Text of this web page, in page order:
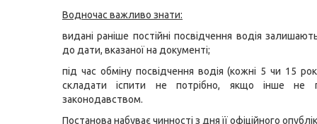
Водночас важливо знати:
видані раніше постійні посвідчення водія
до дати, вказаної на документі;
під час обміну посвідчення водія (кожні 5 чи 15
складати іспити не потрібно, якщо інше не
законодавством.
Постанова набуває чинності з дня її офіційного